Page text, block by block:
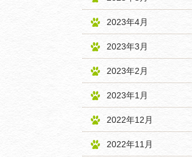
2023年4月
2023年3月
2023年2月
2023年1月
2022年12月
2022年11月